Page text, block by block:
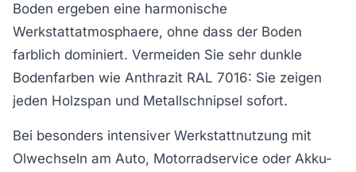
Boden ergeben eine harmonische
Werkstattatmosphaere, ohne dass der Boden
farblich dominiert. Vermeiden Sie sehr dunkle
Bodenfarben wie Anthrazit RAL 7016: Sie zeigen
jeden Holzspan und Metallschnipsel sofort.
Bei besonders intensiver Werkstattnutzung mit
Olwechseln am Auto, Motorradservice oder Akku-